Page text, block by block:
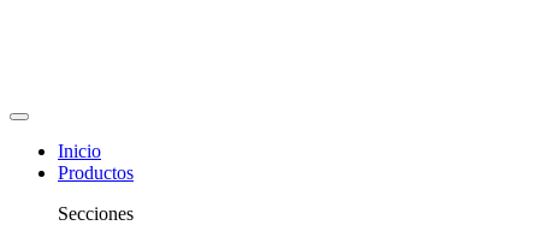
Inicio
Productos
Secciones